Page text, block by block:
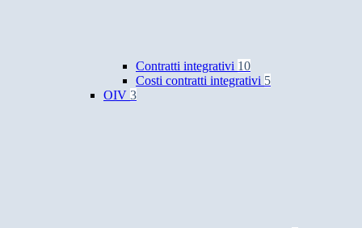
Contratti integrativi 10
Costi contratti integrativi 5
OIV 3